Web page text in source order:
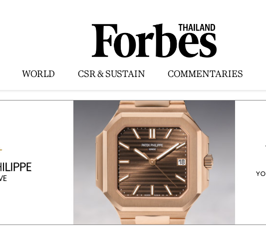
WORLD CSR & SUSTAIN COMMENTARIES